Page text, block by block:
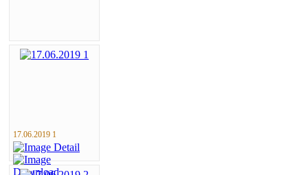
17.06.2019 1